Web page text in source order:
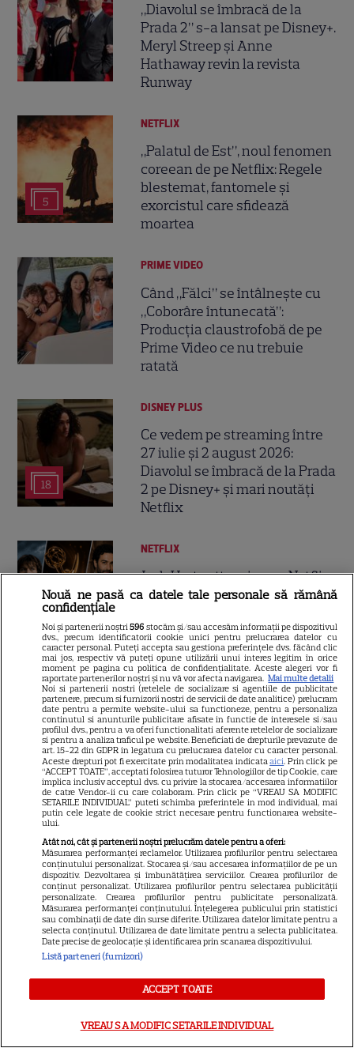
„Diavolul se îmbracă de la
Prada 2” s-a lansat pe Disney+.
Meryl Streep și Anne
Hathaway revin la revista
Runway
5
NETFLIX
„Palatul de Est”, noul fenomen
coreean de pe Netflix: Regele
blestemat, fantomele și
exorcistul care sfidează
moartea
PRIME VIDEO
Când „Fălci” se întâlnește cu
„Coborâre întunecată”:
Producția claustrofobă de pe
Prime Video ce nu trebuie
ratată
18
DISNEY PLUS
Ce vedem pe streaming între
27 iulie și 2 august 2026:
Diavolul se îmbracă de la Prada
2 pe Disney+ și mari noutăți
Netflix
NETFLIX
Josh Hartnett revine pe Netflix
în thrillerul „Below”! Noutăți
și noul serial Dan Brown
3
DISNEY PLUS
Care-i buna și care-i reaua?
Emmy Rossum revine
spectaculos pe Disney+ în
thrillerul psihologic „Furie și
seducție”
25 de ani de la lansarea
filmului „Stăpânul inelelor:
Frăția Inelului”! Cum a creat
Peter Jackson una dintre cele
mai iubite producții fantasy din
istorie
PRIME VIDEO
Octavia Spencer și Hannah
Nouă ne pasă ca datele tale personale să rămână
confidențiale
Noi și partenerii noștri596 stocăm și/sau accesăm informații pe dispozitivul
dvs., precum identificatorii cookie unici pentru prelucrarea datelor cu
caracter personal. Puteți accepta sau gestiona preferințele dvs. făcând clic
mai jos, respectiv vă puteți opune utilizării unui interes legitim în orice
moment pe pagina cu politica de confidențialitate. Aceste alegeri vor fi
raportate partenerilor noștri și nu vă vor afecta navigarea. Mai multe detalii
Noi si partenerii nostri (retelele de socializare si agentiile de publicitate
partenere, precum si furnizorii nostri de servicii de date analitice) prelucram
date pentru a permite website-ului sa functioneze, pentru a personaliza
continutul si anunturile publicitare afisate in functie de interesele si/sau
profilul dvs., pentru a va oferi functionalitati aferente retelelor de socializare
si pentru a analiza traficul pe website. Beneficiati de drepturile prevazute de
art. 15-22 din GDPR in legatura cu prelucrarea datelor cu caracter personal.
Aceste drepturi pot fi exercitate prin modalitatea indicataaici. Prin click pe
“ACCEPT TOATE”, acceptati folosirea tuturor Tehnologiilor de tip Cookie, care
implica inclusiv acceptul dvs. cu privire la stocarea/accesarea informatiilor
de catre Vendor-ii cu care colaboram. Prin click pe “VREAU SA MODIFIC
SETARILE INDIVIDUAL” puteti schimba preferintele in mod individual, mai
putin cele legate de cookie strict necesare pentru functionarea website-
ului.
Atât noi, cât și partenerii noștri prelucrăm datele pentru a oferi:
Măsurarea performanței reclamelor. Utilizarea profilurilor pentru selectarea
conținutului personalizat. Stocarea și/sau accesarea informațiilor de pe un
dispozitiv. Dezvoltarea și îmbunătățirea serviciilor. Crearea profilurilor de
conținut personalizat. Utilizarea profilurilor pentru selectarea publicității
personalizate. Crearea profilurilor pentru publicitate personalizată.
Măsurarea performanței conținutului. Înțelegerea publicului prin statistici
sau combinații de date din surse diferite. Utilizarea datelor limitate pentru a
selecta conținutul. Utilizarea de date limitate pentru a selecta publicitatea.
Date precise de geolocație și identificarea prin scanarea dispozitivului.
Listă parteneri (furnizori)
ACCEPT TOATE
VREAU SA MODIFIC SETARILE INDIVIDUAL